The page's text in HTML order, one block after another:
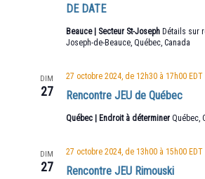
DE DATE
Beauce | Secteur St-Joseph Détails sur
Joseph-de-Beauce, Québec, Canada
DIM
27 Rencontre JEU de Québec
27 octobre 2024, de 12h30à 17h00 EDT
Québec | Endroit à déterminer Québec,
DIM
27 Rencontre JEU Rimouski
27 octobre 2024, de 13h00à 15h00 EDT